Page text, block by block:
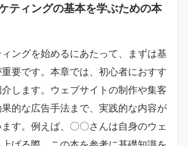
ティングの基本を学ぶための本
ングを始めるにあたって、まずは基
要です。本章では、初心者におすす
します。ウェブサイトの制作や集客
的な広告手法まで、実践的な内容が
す。例えば、〇〇さんは自身のウェ